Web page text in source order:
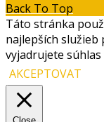
Back To Top
Táto stránka
najlepších služieb
vyjadrujete
AKCEPTOVAT